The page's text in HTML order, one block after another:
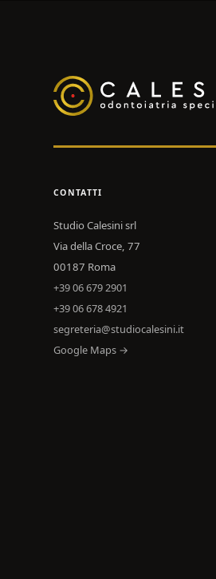
CONTATTI
Studio Calesini srl
Via della Croce, 77
00187 Roma
+39 06 679 2901
+39 06 678 4921
segreteria@studiocalesini.it
Google Maps →